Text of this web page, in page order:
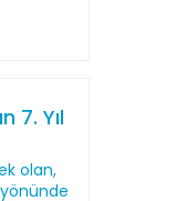
7. Yıl
olan,